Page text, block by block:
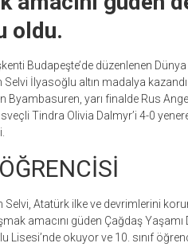
oldu.
Budapeşte’de düzenlenen
Selvi İlyasoğlu altın madalya
Byambasuren, yarı finalde Rus
Tindra Olivia Dalmyr’i 4-0
Selvi, Atatürk ilke ve devrimlerini
amacını güden Çağdaş
Lisesi’nde okuyor ve 10. sınıf